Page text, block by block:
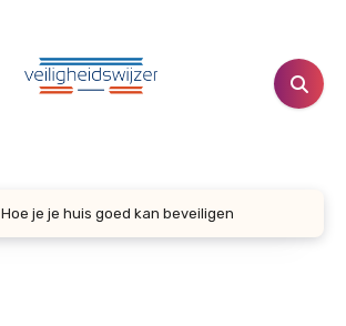
Hoe je je huis goed kan beveiligen